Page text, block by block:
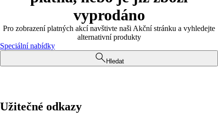
vyprodáno
Pro zobrazení platných akcí navštivte naši Akční stránku a vyhledejte
alternativní produkty
Speciální nabídky
Hledat
Užitečné odkazy